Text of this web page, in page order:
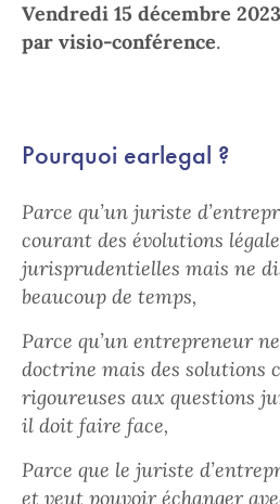
Vendredi 15 décembre 2023
par visio-conférence.
Pourquoi earlegal ?
Parce qu’un juriste
courant des évolutions
jurisprudentielles mais ne
beaucoup de temps,
Parce qu’un entrepreneur
doctrine mais des solutions
rigoureuses aux questions
il doit faire face,
Parce que le juriste
et veut pouvoir échanger